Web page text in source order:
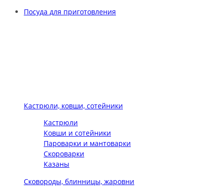
Посуда для приготовления
Кастрюли, ковши, сотейники
Кастрюли
Ковши и сотейники
Пароварки и мантоварки
Скороварки
Казаны
Сковороды, блинницы, жаровни